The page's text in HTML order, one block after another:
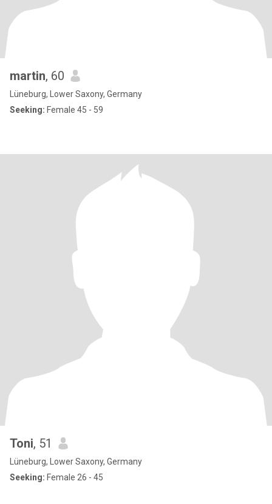
martin, 60
Lüneburg, Lower Saxony, Germany
Seeking: Female 45 - 59
Toni, 51
Lüneburg, Lower Saxony, Germany
Seeking: Female 26 - 45